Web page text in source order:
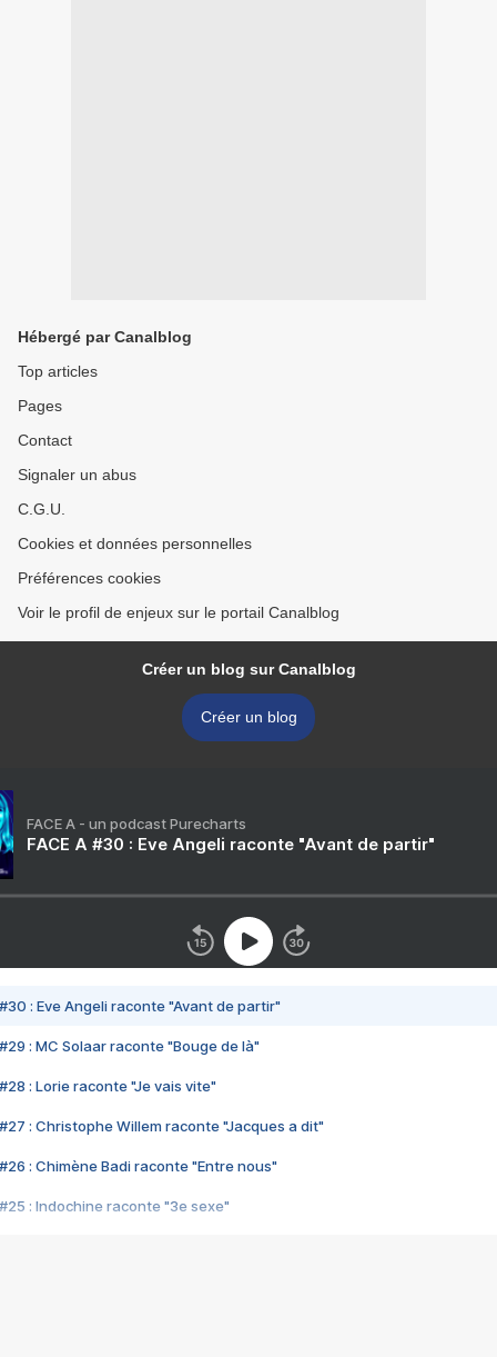
Hébergé par Canalblog
Top articles
Pages
Contact
Signaler un abus
C.G.U.
Cookies et données personnelles
Préférences cookies
Voir le profil de enjeux sur le portail Canalblog
Créer un blog sur Canalblog
Créer un blog
FACE A - un podcast Purecharts
FACE A #30 : Eve Angeli raconte "Avant de partir"
#30 : Eve Angeli raconte "Avant de partir"
#29 : MC Solaar raconte "Bouge de là"
#28 : Lorie raconte "Je vais vite"
#27 : Christophe Willem raconte "Jacques a dit"
#26 : Chimène Badi raconte "Entre nous"
#25 : Indochine raconte "3e sexe"